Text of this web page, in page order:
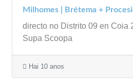
Milhomes | Brétema +
directo no Distrito 09 en Coia
Supa Scoopa
Hai 10 anos